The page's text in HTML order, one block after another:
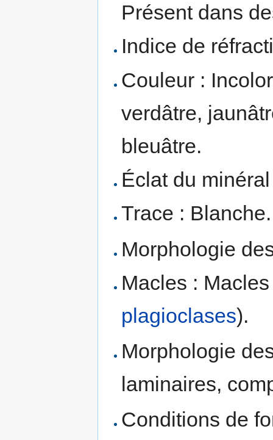
Présent dans
Indice de
Couleur :
verdâtre,
bleuâtre.
Éclat du
Trace : Blanche.
Morphologie
Macles :
plagioclases).
Morphologie
laminaires,
Conditions de